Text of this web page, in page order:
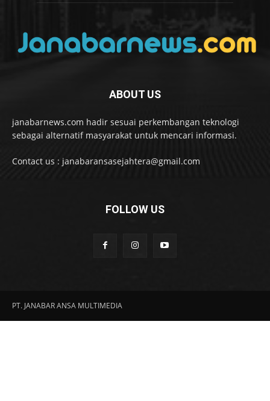
ABOUT US
janabarnews.com hadir sesuai perkembangan teknologi
sebagai alternatif masyarakat untuk mencari informasi.
Contact us : janabaransasejahtera@gmail.com
FOLLOW US
PT. JANABAR ANSA MULTIMEDIA